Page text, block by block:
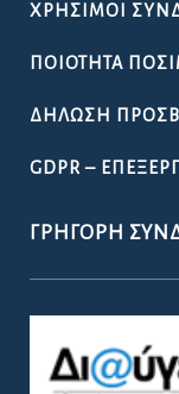
ΧΡΉΣΙΜΟΙ
ΠΟΙΌΤΗΤΑ
ΔΉΛΩΣΗ
GDPR –
ΓΡΉΓΟΡΗ